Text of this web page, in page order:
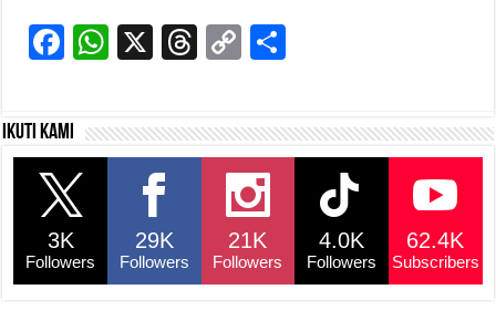
F
c
e
b
o
o
k
W
s
p
X
T
a
C
y
Li
n
k
e
Ikuti kami
3K
Followers
29K
Followers
21K
Followers
4.0K
Followers
62.4K
Subscribers